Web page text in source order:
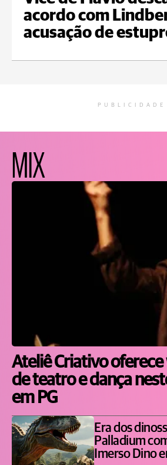
acordo com
acusação de
PUBLICIDADE
MIX
Ateliê Criativo
de teatro e dança
em PG
Era dos
Palladium
Imerso Dino